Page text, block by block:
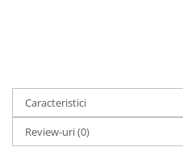
Caracteristici
Review-uri(0)